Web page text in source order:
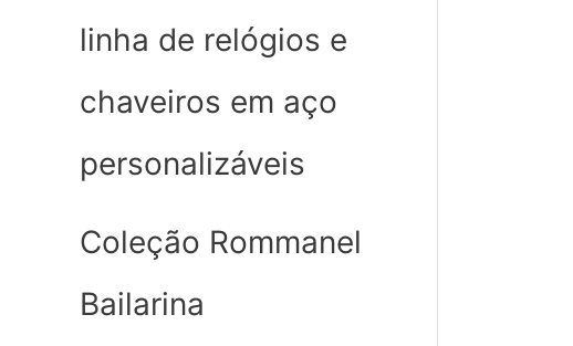
linha de relógios e
chaveiros em aço
personalizáveis
Coleção Rommanel
Bailarina